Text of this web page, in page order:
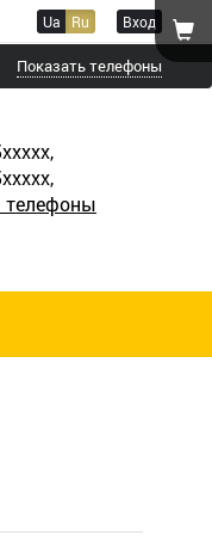
Ua Ru Вход
Показать телефоны
телефоны